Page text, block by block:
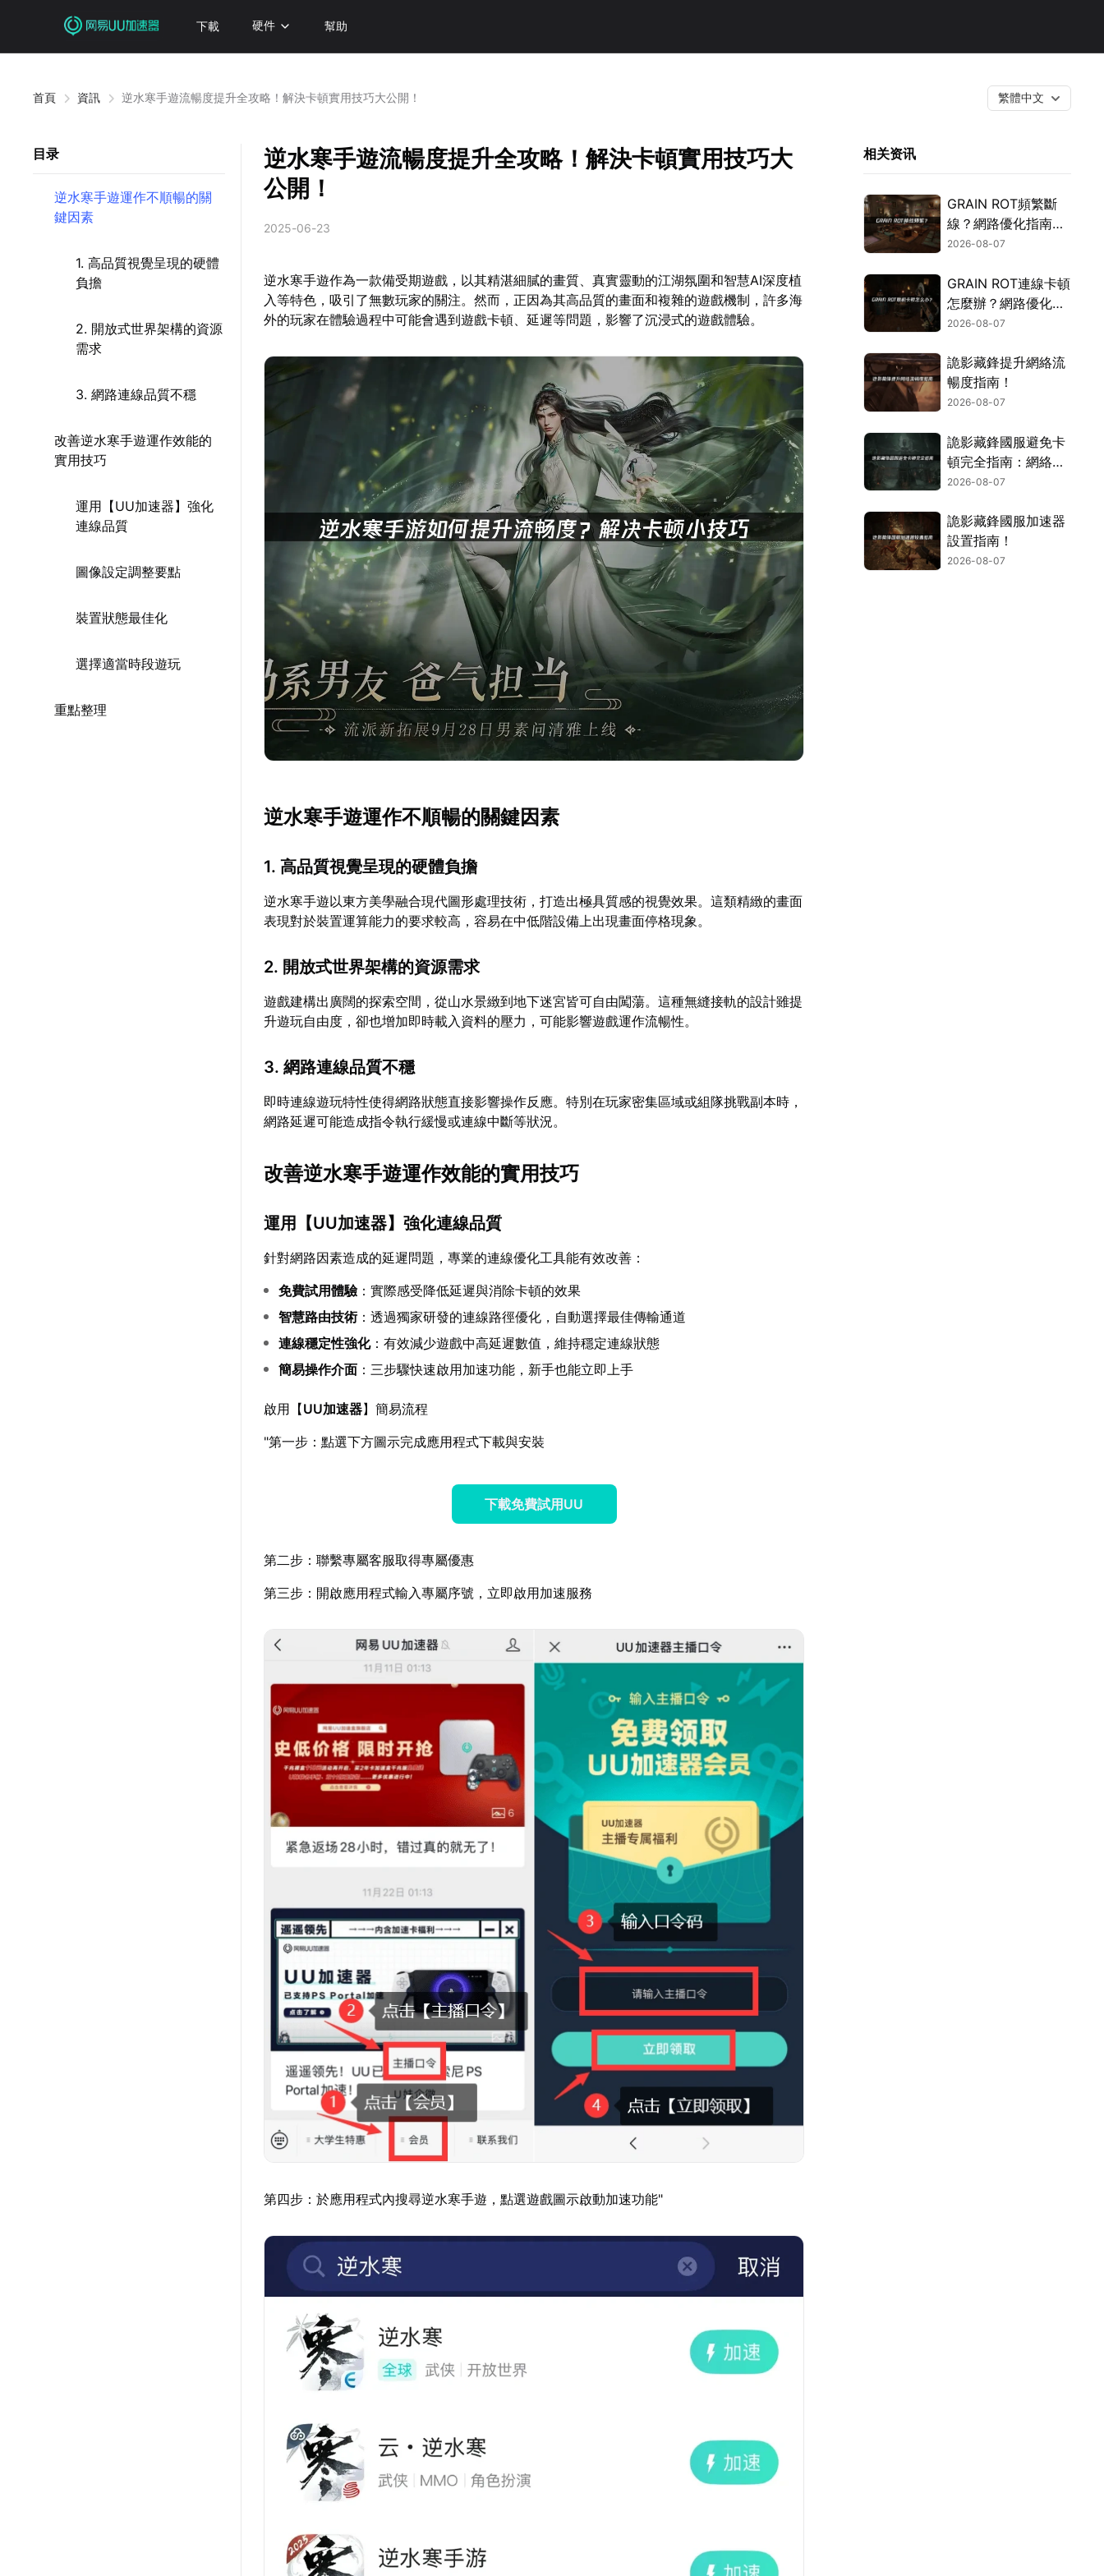
下載 硬件 幫助
首頁 資訊 逆水寒手遊流暢度提升全攻略！解決卡頓實用技巧大公開！ 繁體中文
目录
逆水寒手遊運作不順暢的關
鍵因素
1. 高品質視覺呈現的硬體
負擔
2. 開放式世界架構的資源
需求
3. 網路連線品質不穩
改善逆水寒手遊運作效能的
實用技巧
運用【UU加速器】強化
連線品質
圖像設定調整要點
裝置狀態最佳化
選擇適當時段遊玩
重點整理
逆水寒手遊流暢度提升全攻略！解決卡頓實用技巧大
公開！
2025-06-23
逆水寒手遊作為一款備受期遊戲，以其精湛細膩的畫質、真實靈動的江湖氛圍和智慧AI深度植
入等特色，吸引了無數玩家的關注。然而，正因為其高品質的畫面和複雜的遊戲機制，許多海
外的玩家在體驗過程中可能會遇到遊戲卡頓、延遲等問題，影響了沉浸式的遊戲體驗。
逆水寒手遊運作不順暢的關鍵因素
1. 高品質視覺呈現的硬體負擔
逆水寒手遊以東方美學融合現代圖形處理技術，打造出極具質感的視覺效果。這類精緻的畫面
表現對於裝置運算能力的要求較高，容易在中低階設備上出現畫面停格現象。
2. 開放式世界架構的資源需求
遊戲建構出廣闊的探索空間，從山水景緻到地下迷宮皆可自由闖蕩。這種無縫接軌的設計雖提
升遊玩自由度，卻也增加即時載入資料的壓力，可能影響遊戲運作流暢性。
3. 網路連線品質不穩
即時連線遊玩特性使得網路狀態直接影響操作反應。特別在玩家密集區域或組隊挑戰副本時，
網路延遲可能造成指令執行緩慢或連線中斷等狀況。
改善逆水寒手遊運作效能的實用技巧
運用【UU加速器】強化連線品質
針對網路因素造成的延遲問題，專業的連線優化工具能有效改善：
免費試用體驗：實際感受降低延遲與消除卡頓的效果
智慧路由技術：透過獨家研發的連線路徑優化，自動選擇最佳傳輸通道
連線穩定性強化：有效減少遊戲中高延遲數值，維持穩定連線狀態
簡易操作介面 ：三步驟快速啟用加速功能，新手也能立即上手
啟用【UU加速器】簡易流程
"第一步：點選下方圖示完成應用程式下載與安裝
下載免費試用UU
第二步：聯繫專屬客服取得專屬優惠
第三步：開啟應用程式輸入專屬序號，立即啟用加速服務
第四步：於應用程式內搜尋逆水寒手遊，點選遊戲圖示啟動加速功能"
相关资讯
GRAIN ROT頻繁斷
線？網路優化指南一
次搞定！
2026-08-07
GRAIN ROT連線卡頓
怎麼辦？網路優化這
樣解決！
2026-08-07
詭影藏鋒提升網絡流
暢度指南！
2026-08-07
詭影藏鋒國服避免卡
頓完全指南：網絡優
化與解決技巧！
2026-08-07
詭影藏鋒國服加速器
設置指南！
2026-08-07